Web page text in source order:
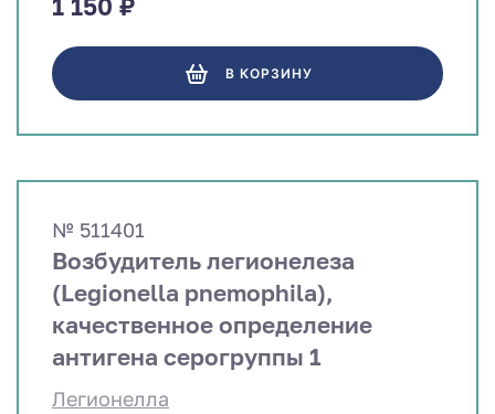
В КОРЗИНУ
№ 511401
Возбудитель легионелеза
(Legionella pnemophila),
качественное определение
антигена серогруппы 1
Легионелла